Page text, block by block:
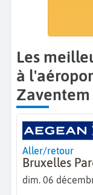
Les meilleurs prix Aegean Airlines
à
Zaventem
Aller/retour
Bruxelles
dim. 06